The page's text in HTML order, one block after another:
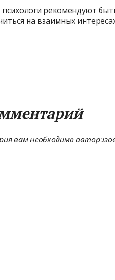
рекомендуют
на взаимных
вам необходимо